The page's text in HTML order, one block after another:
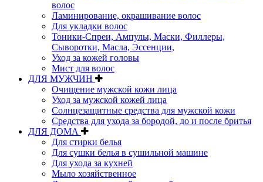
волос
Ламинирование, окрашивание волос
Для укладки волос
Тоники-Спреи, Ампулы, Маски, Филлеры,
Сыворотки, Масла, Эссенции,
Уход за кожей головы
Мист для волос
ДЛЯ МУЖЧИН
Очищение мужской кожи лица
Уход за мужской кожей лица
Солнцезащитные средства для мужской кожи
Средства для ухода за бородой, до и после бритья
ДЛЯ ДОМА
Для стирки белья
Для сушки белья в сушильной машине
Для ухода за кухней
Мыло хозяйственное